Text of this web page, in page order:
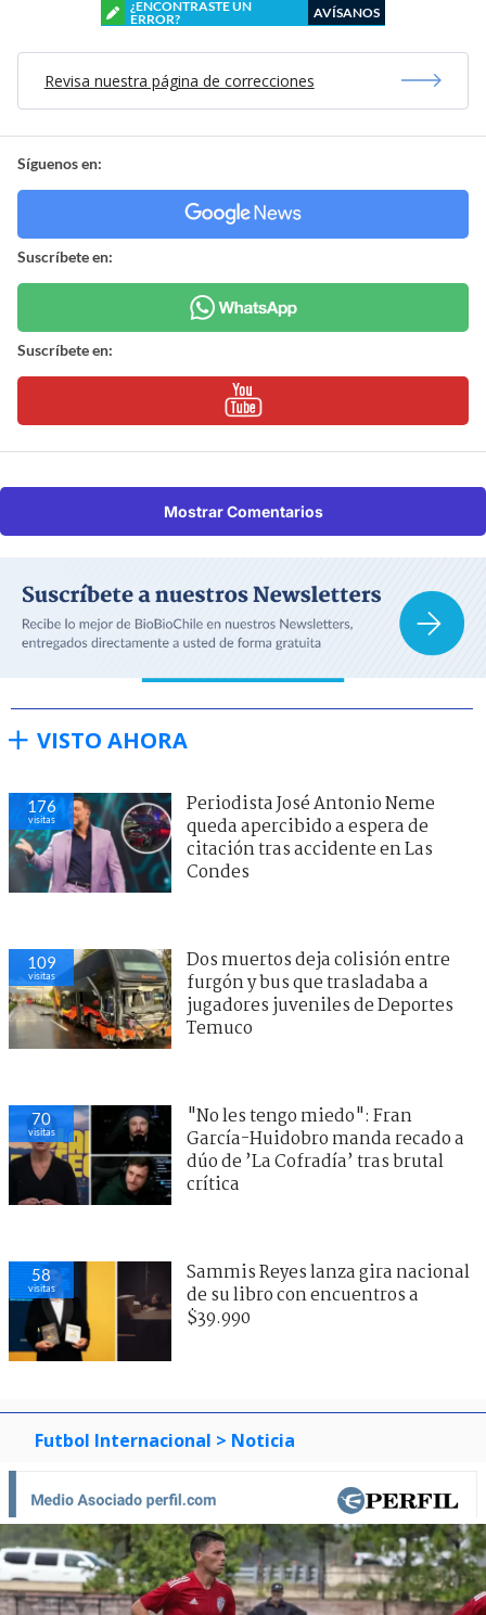
¿ENCONTRASTE UN
ERROR?
AVÍSANOS
Revisa nuestra página de correcciones
Síguenos en:
Suscríbete en:
Suscríbete en:
Mostrar Comentarios
VISTO AHORA
176
visitas
Periodista José Antonio Neme
queda apercibido a espera de
citación tras accidente en Las
Condes
109
visitas
Dos muertos deja colisión entre
furgón y bus que trasladaba a
jugadores juveniles de Deportes
Temuco
70
visitas
"No les tengo miedo": Fran
García-Huidobro manda recado a
dúo de ’La Cofradía’ tras brutal
crítica
58
visitas
Sammis Reyes lanza gira nacional
de su libro con encuentros a
$39.990
Futbol Internacional > Noticia